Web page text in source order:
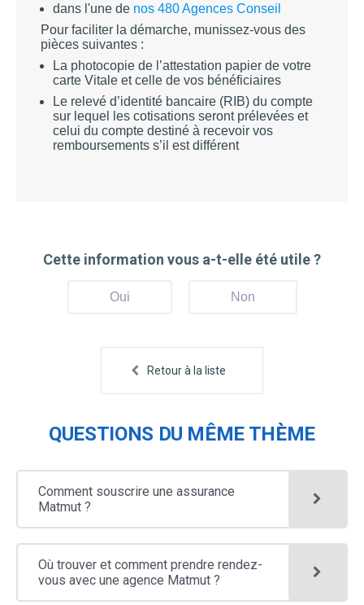
dans l'une de nos 480 Agences Conseil
Pour faciliter la démarche, munissez-vous des
pièces suivantes :
La photocopie de l’attestation papier de votre
carte Vitale et celle de vos bénéficiaires
Le relevé d’identité bancaire (RIB) du compte
sur lequel les cotisations seront prélevées et
celui du compte destiné à recevoir vos
remboursements s’il est différent
Cette information vous a-t-elle été utile ?
Oui Non
Retour à la liste
QUESTIONS DU MÊME THÈME
Comment souscrire une assurance
Matmut ?
Où trouver et comment prendre rendez-
vous avec une agence Matmut ?